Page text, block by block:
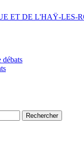
ET DE L'HAŸ-LES-
débats